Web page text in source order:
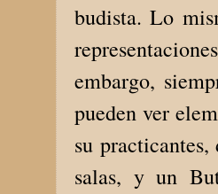
budista. Lo
embargo,
pueden ver
su
salas, y un